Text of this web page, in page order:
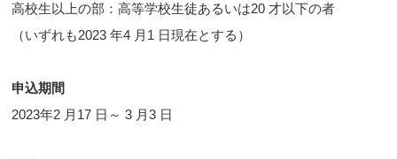
高校生以上の部：高等学校生徒あるいは20 才以下の者
（いずれも2023 年4 月1 日現在とする）
申込期間
2023年2 月17 日～ 3 月3 日